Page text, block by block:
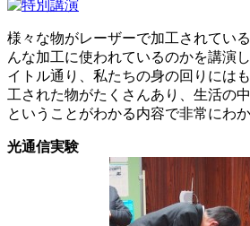
様々な物がレーザーで加工されてい
んな加工に使われているのかを講演
イトル通り、私たちの身の回りには
工された物がたくさんあり、生活の
ということがわかる内容で非常にわ
光通信実験